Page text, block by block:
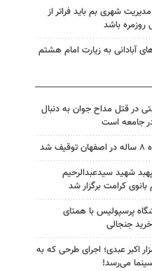
شهری بم باید فراتر از
روزمره باشد
آبادانی به زیارت امام هشتم
در قتل مداح جوان به دنبال
جامعه است
شهید سیدعبدالرحیم
کرامت برگزار شد
پرسپولیس با همتای
خرید جنجالی
اکبر عبدی؛ اجرای طرحی که به
می‌رسد!